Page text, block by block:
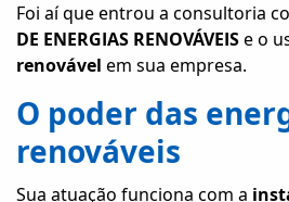
Foi aí que entrou a consultoria
DE ENERGIAS RENOVÁVEISe o
renovável em sua empresa.
O poder das
renováveis
Sua atuação funciona com a